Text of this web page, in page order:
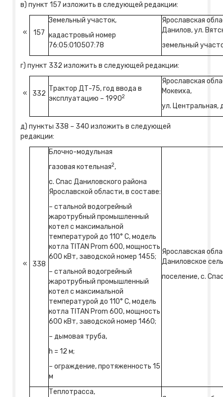
в) пункт 157 изложить в следующей редакции:
« 157
Земельный участок,
кадастровый номер
76:05:010507:78
Ярославская
Данилов, ул.
земельный
г) пункт 332 изложить в следующей редакции:
« 332
Трактор ДТ-75, год ввода в
эксплуатацию – 19902
Ярославская
Мокеиха,
ул. Центральная,
д) пункты 338 – 340 изложить в следующей
редакции:
« 338
Блочно-модульная
газовая котельная2,
с. Спас Даниловского района
Ярославской области, в составе:
– стальной водогрейный
жаротрубный промышленный
котел с максимальной
температурой до 110° С, модель
котла TITAN Prom 600, мощность
600 кВт, заводской номер 1455;
– стальной водогрейный
жаротрубный промышленный
котел с максимальной
температурой до 110° С, модель
котла TITAN Prom 600, мощность
600 кВт, заводской номер 1460;
– дымовая труба,
h = 12 м;
– ограждение, протяженность 15
м
Ярославская
Даниловское
поселение, с.
Теплотрасса,